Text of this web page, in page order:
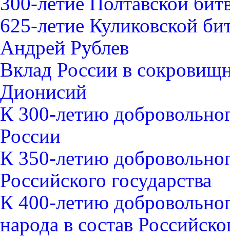
625-летие Куликовской
Андрей Рублев
Вклад России в
Дионисий
К 300-летию
России
К 350-летию
Российского государства
К 400-летию
народа в состав